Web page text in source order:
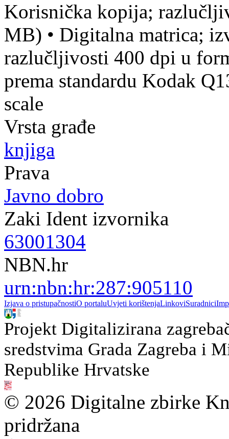
Korisnička kopija;
MB) • Digitalna matrica;
razlučljivosti 400 dpi u
prema standardu Kodak
scale
Vrsta građe
knjiga
Prava
Javno dobro
Zaki Ident izvornika
63001304
NBN.hr
urn:nbn:hr:287:905110
Izjava o pristupačnostiO portaluUvjeti korištenjaLinkoviSuradnici
Projekt Digitalizirana
sredstvima Grada Zagreba i
Republike Hrvatske
© 2026 Digitalne zbirke
pridržana